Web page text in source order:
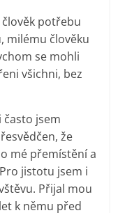
potřebu
milému člověku
se mohli
všichni, bez
často jsem
že
mé přemístění a
jistotu jsem i
Přijal mou
k němu před